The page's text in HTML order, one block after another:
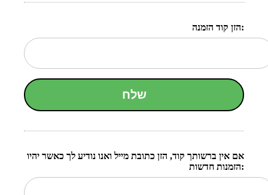
הזן קוד הזמנה:
שלח
אם אין ברשותך קוד, הזן כתובת מייל ואנו נודיע לך כאשר יהיו
הזמנות חדשות: